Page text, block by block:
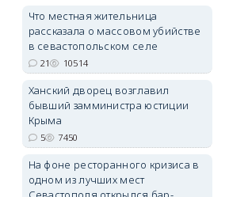
erid: 2SDnjcrDNw6
Что местная жительница
рассказала о массовом убийстве
в севастопольском селе
21 10514
Ханский дворец возглавил
бывший замминистра юстиции
Крыма
5 7450
На фоне ресторанного кризиса в
одном из лучших мест